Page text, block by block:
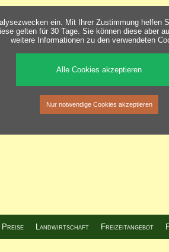
ein. Mit Ihrer Zustimmung helfen
gelten für 30 Tage. Sie können diese aber
weitere Informationen zu den verwendeten
Alle Cookies akzeptieren
Nur notwendige Cookies akzeptieren
Preise Landwirtschaft Freizeitangebot